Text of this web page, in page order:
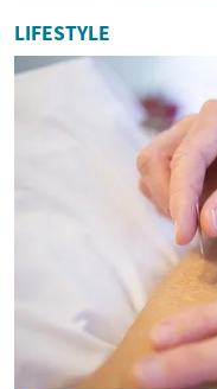
LIFESTYLE